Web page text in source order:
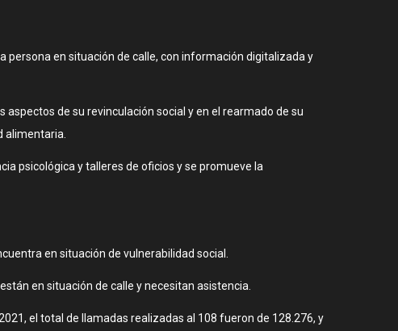
persona en situación de calle, con información digitalizada y
de su revinculación social y en el rearmado de su
alimentaria.
psicológica y talleres de oficios y se promueve la
en situación de vulnerabilidad social.
en situación de calle y necesitan asistencia.
el total de llamadas realizadas al 108 fueron de 128.276, y